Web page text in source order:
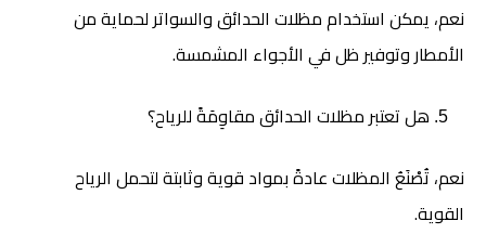
نعم، يمكن استخدام مظلات الحدائق والسواتر لحماية من
الأمطار وتوفير ظل في الأجواء المشمسة.
هل تعتبر مظلات الحدائق مقاوِمَةً للرياح؟
نعم، تُصْنَعُ المظلات عادةً بمواد قوية وثابتة لتحمل الرياح
القوية.